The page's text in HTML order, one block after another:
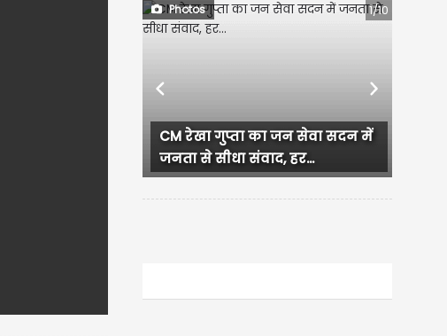
Photos 2/10
Murudeshwar Shiva Temple:
चांदी के रंग में चमकता महादेव का...
Previous Next